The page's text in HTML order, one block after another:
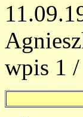
wpis 1